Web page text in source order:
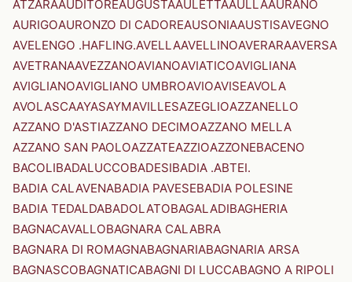
ATZARAAUDITOREAUGUSTAAULETTAAULLAAURANO
AURIGOAURONZO DI CADOREAUSONIAAUSTISAVEGNO
AVELENGO .HAFLING.AVELLAAVELLINOAVERARAAVERSA
AVETRANAAVEZZANOAVIANOAVIATICOAVIGLIANA
AVIGLIANOAVIGLIANO UMBROAVIOAVISEAVOLA
AVOLASCAAYASAYMAVILLESAZEGLIOAZZANELLO
AZZANO D'ASTIAZZANO DECIMOAZZANO MELLA
AZZANO SAN PAOLOAZZATEAZZIOAZZONEBACENO
BACOLIBADALUCCOBADESIBADIA .ABTEI.
BADIA CALAVENABADIA PAVESEBADIA POLESINE
BADIA TEDALDABADOLATOBAGALADIBAGHERIA
BAGNACAVALLOBAGNARA CALABRA
BAGNARA DI ROMAGNABAGNARIABAGNARIA ARSA
BAGNASCOBAGNATICABAGNI DI LUCCABAGNO A RIPOLI